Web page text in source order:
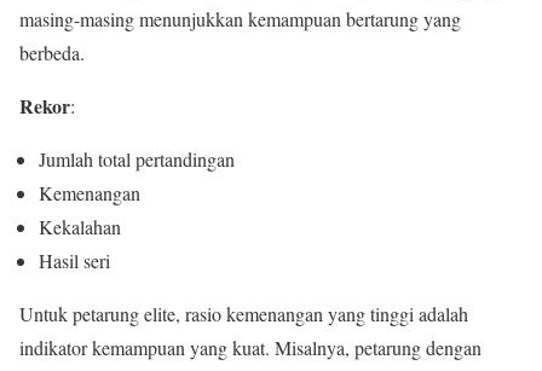
masing-masing menunjukkan kemampuan bertarung yang
berbeda.
Rekor:
Jumlah total pertandingan
Kemenangan
Kekalahan
Hasil seri
Untuk petarung elite, rasio kemenangan yang tinggi adalah
indikator kemampuan yang kuat. Misalnya, petarung dengan